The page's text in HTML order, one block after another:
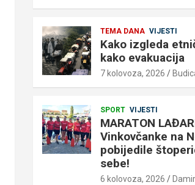
TEMA DANA VIJESTI
Kako izgleda
kako evakuacija
7 kolovoza, 2026
SPORT VIJESTI
MARATON
Vinkovčanke na
pobijedile
sebe!
6 kolovoza, 2026